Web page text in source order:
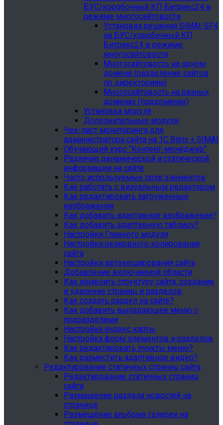
БУС/коробочный КП Битрикс24 в
режиме многосайтовости
Установка решения SIMAI-SF4
на БУС/коробочный КП
Битрикс24 в режиме
многосайтовости
Многосайтовость на одном
домене (разделение сайтов
по директориям)
Многосайтовость на разных
доменах (поддоменах)
Установка модуля
Дополнительные модули
Чек-лист мониторинга для
администратора сайта на 1С Bitrix + SIMAI
Обучающий курс "Контент-менеджер"
Различие динамической и статической
информации на сайте
Часто используемые поля элементов
Как работать с визуальным редактором
Как редактировать загруженные
изображения
Как добавить адаптивное изображение?
Как добавить адаптивную таблицу?
Настройки Главного модуля
Настройки резервного копирования
сайта
Настройки автокеширования сайта
Добавление включаемой области
Как изменить структуру сайта: создание
и удаление страниц и разделов
Как создать раздел на сайте?
Как добавить выпадающее меню с
подразделами
Настройка яндекс карты
Настройка форм элементов и разделов
Как редактировать пункты меню?
Как разместить адаптивное видео?
Редактирование статичных страниц сайта
Редактирование статичных страниц
сайта
Размещение раздела новостей на
странице
Размещение альбома галереи на